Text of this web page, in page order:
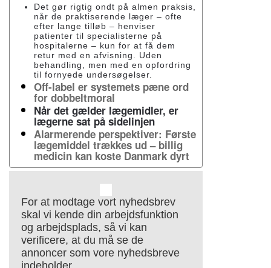
Det gør rigtig ondt på almen praksis,
når de praktiserende læger – ofte
efter lange tilløb – henviser
patienter til specialisterne på
hospitalerne – kun for at få dem
retur med en afvisning. Uden
behandling, men med en opfordring
til fornyede undersøgelser.
Off-label er systemets pæne ord
for dobbeltmoral
Når det gælder lægemidler, er
lægerne sat på sidelinjen
Alarmerende perspektiver: Første
lægemiddel trækkes ud – billig
medicin kan koste Danmark dyrt
For at modtage vort nyhedsbrev
skal vi kende din arbejdsfunktion
og arbejdsplads, så vi kan
verificere, at du må se de
annoncer som vore nyhedsbreve